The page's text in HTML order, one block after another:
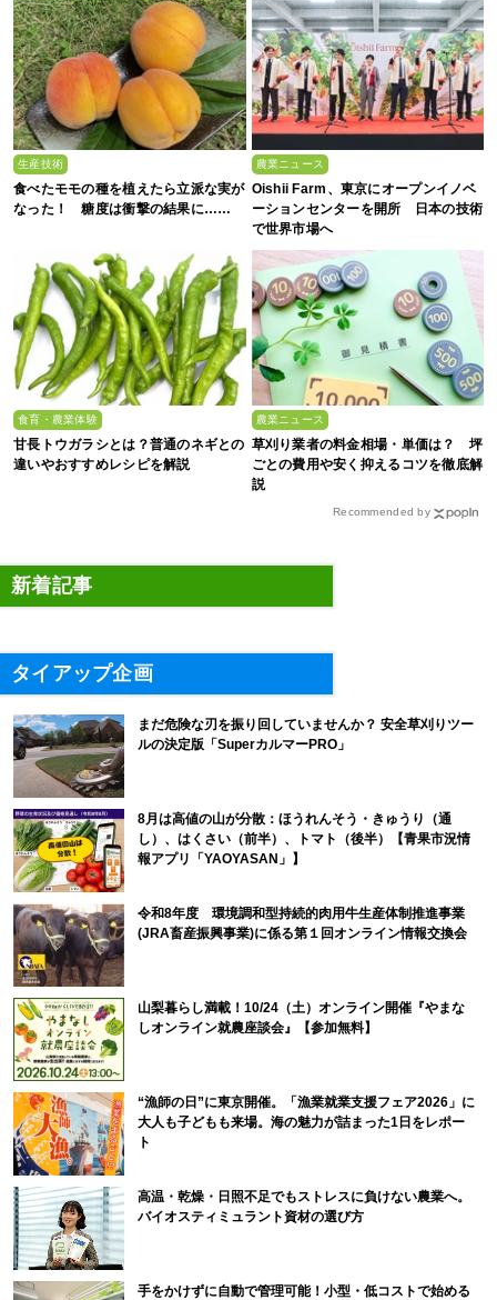
生産技術
食べたモモの種を植えたら立派な実が
なった！ 糖度は衝撃の結果に……
農業ニュース
Oishii Farm、東京にオープンイノベ
ーションセンターを開所 日本の技術
で世界市場へ
食育・農業体験
甘長トウガラシとは？普通のネギとの
違いやおすすめレシピを解説
農業ニュース
草刈り業者の料金相場・単価は？ 坪
ごとの費用や安く抑えるコツを徹底解
説
Recommended by
新着記事
タイアップ企画
まだ危険な刃を振り回していませんか？ 安全草刈りツー
ルの決定版「SuperカルマーPRO」
8月は高値の山が分散：ほうれんそう・きゅうり（通
し）、はくさい（前半）、トマト（後半）【青果市況情
報アプリ「YAOYASAN」】
令和8年度 環境調和型持続的肉用牛生産体制推進事業
(JRA畜産振興事業)に係る第１回オンライン情報交換会
山梨暮らし満載！10/24（土）オンライン開催『やまな
しオンライン就農座談会』【参加無料】
“漁師の日”に東京開催。「漁業就業支援フェア2026」に
大人も子どもも来場。海の魅力が詰まった1日をレポー
ト
高温・乾燥・日照不足でもストレスに負けない農業へ。
バイオスティミュラント資材の選び方
手をかけずに自動で管理可能！小型・低コストで始める